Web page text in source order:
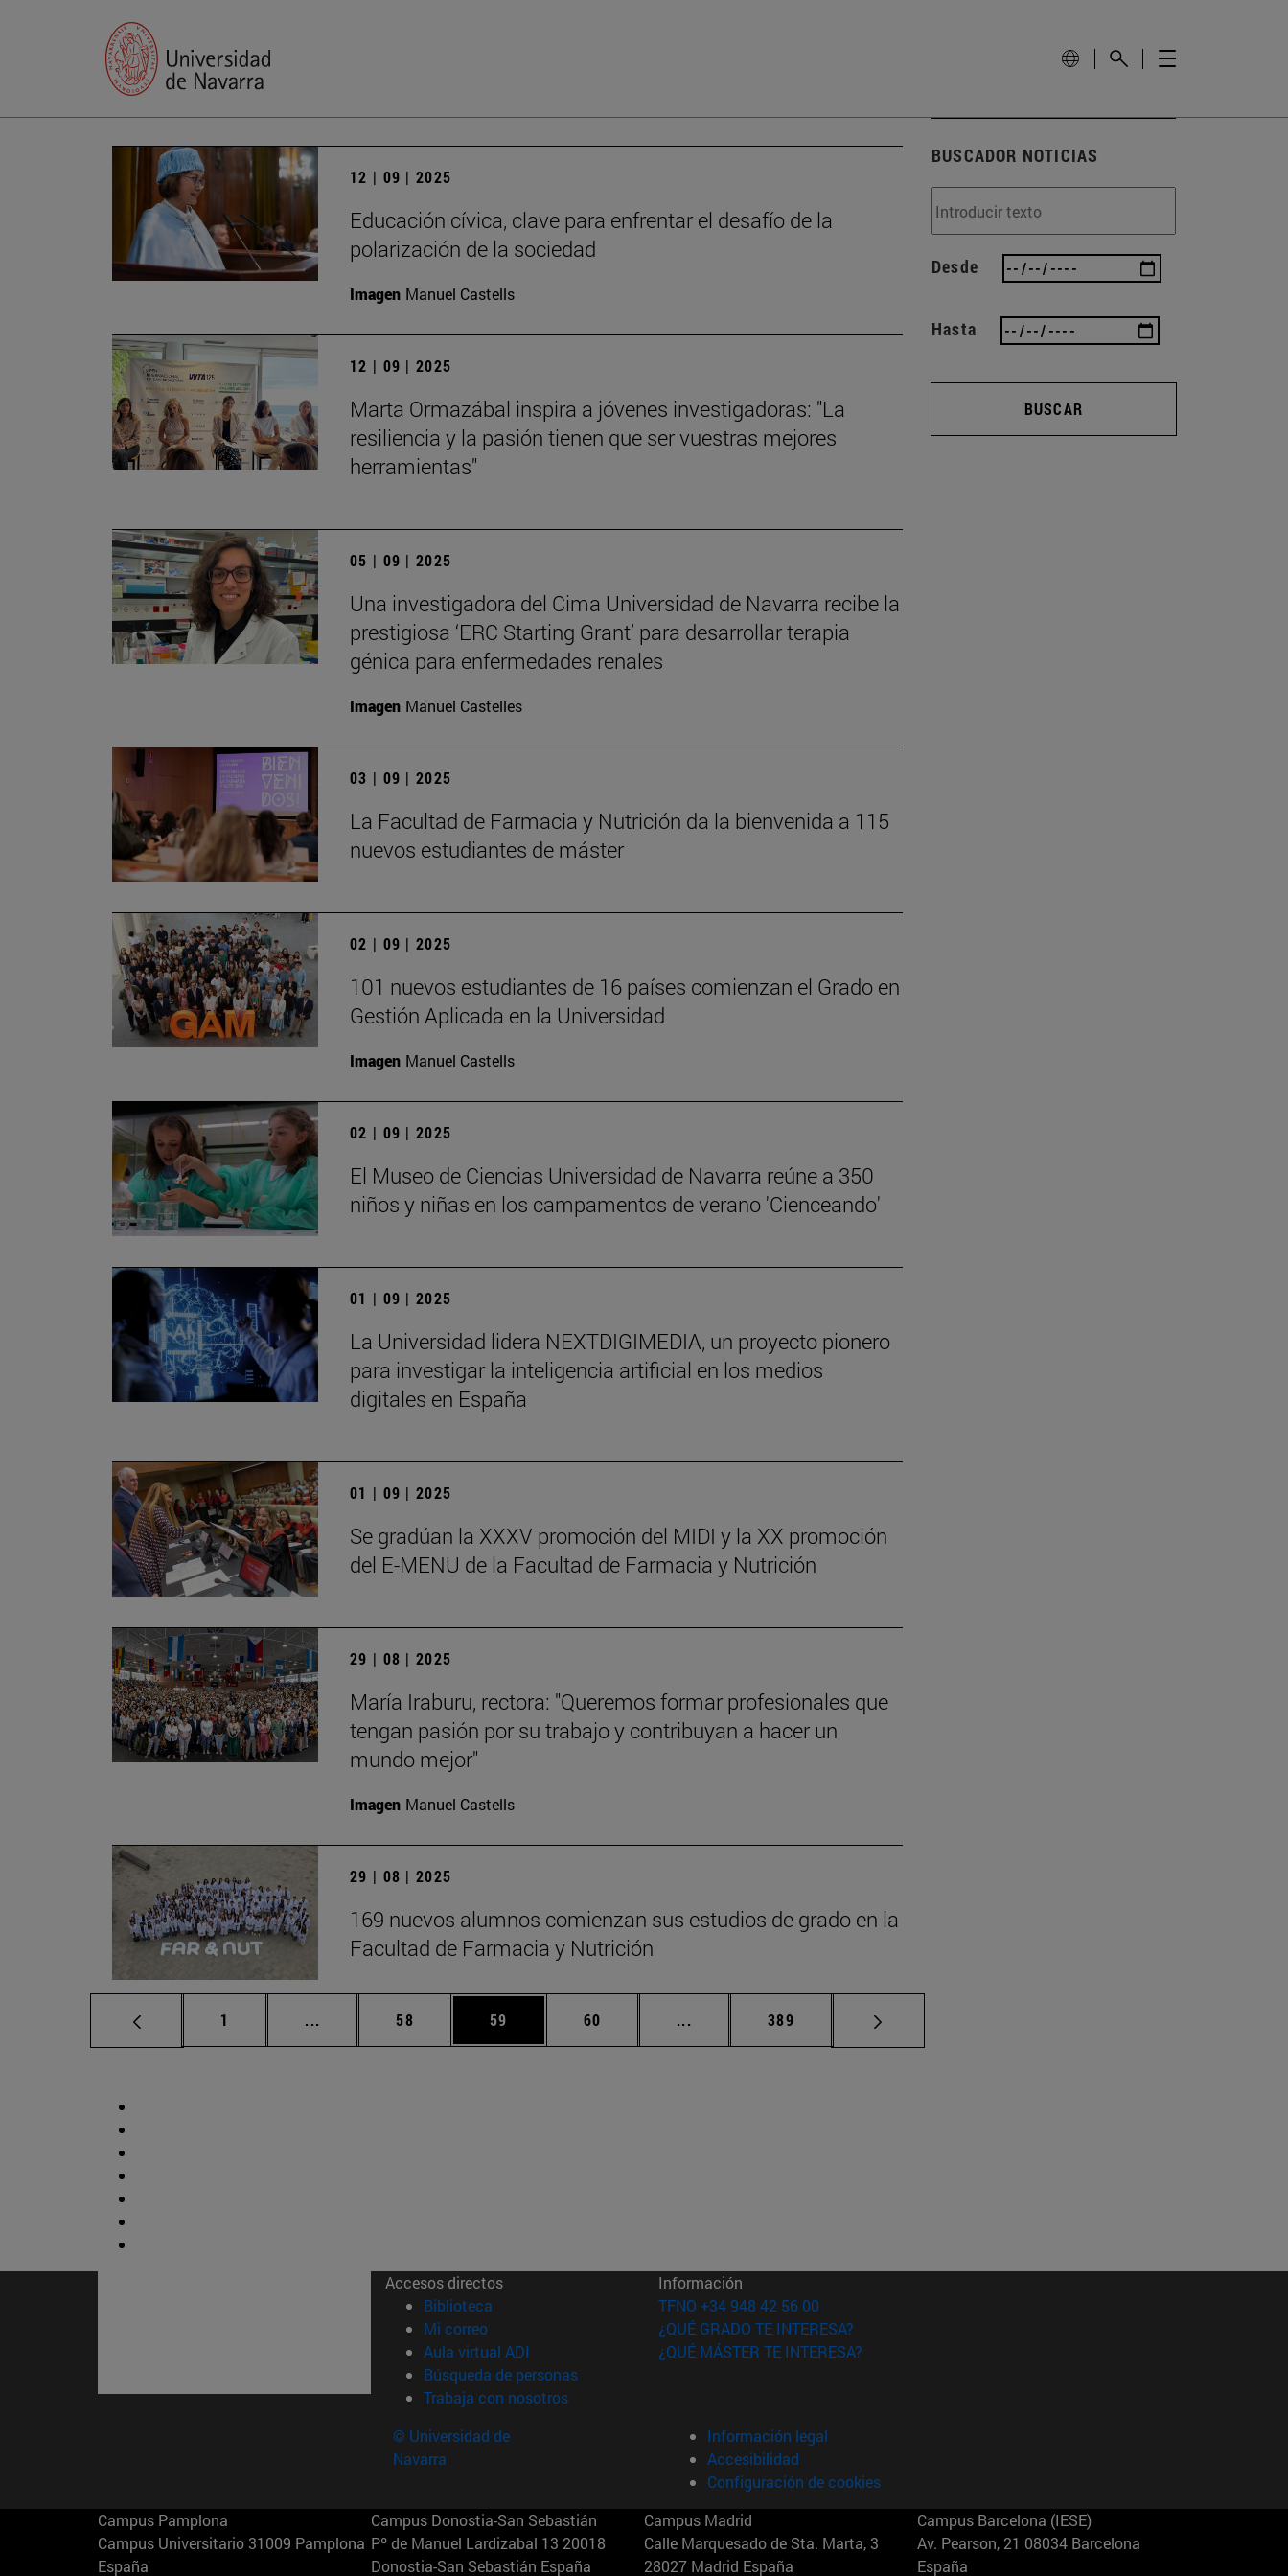
12 | 09 | 2025
Educación cívica, clave para enfrentar el desafío de la
polarización de la sociedad
Imagen Manuel Castells
12 | 09 | 2025
Marta Ormazábal inspira a jóvenes investigadoras: "La
resiliencia y la pasión tienen que ser vuestras mejores
herramientas"
05 | 09 | 2025
Una investigadora del Cima Universidad de Navarra recibe la
prestigiosa ‘ERC Starting Grant’ para desarrollar terapia
génica para enfermedades renales
Imagen Manuel Castelles
03 | 09 | 2025
La Facultad de Farmacia y Nutrición da la bienvenida a 115
nuevos estudiantes de máster
02 | 09 | 2025
101 nuevos estudiantes de 16 países comienzan el Grado en
Gestión Aplicada en la Universidad
Imagen Manuel Castells
02 | 09 | 2025
El Museo de Ciencias Universidad de Navarra reúne a 350
niños y niñas en los campamentos de verano 'Cienceando'
01 | 09 | 2025
La Universidad lidera NEXTDIGIMEDIA, un proyecto pionero
para investigar la inteligencia artificial en los medios
digitales en España
01 | 09 | 2025
Se gradúan la XXXV promoción del MIDI y la XX promoción
del E-MENU de la Facultad de Farmacia y Nutrición
29 | 08 | 2025
María Iraburu, rectora: "Queremos formar profesionales que
tengan pasión por su trabajo y contribuyan a hacer un
mundo mejor"
Imagen Manuel Castells
29 | 08 | 2025
169 nuevos alumnos comienzan sus estudios de grado en la
Facultad de Farmacia y Nutrición
Página
1 ... Páginas intermedias Use TAB para desplazarse.
Página
58 Página
59 Página
60 ... Páginas intermedias Use TAB para desplazarse.
Página
389
BUSCADOR NOTICIAS
Desde
Hasta
BUSCAR
Accesos directos
Biblioteca (abre en nueva ventana)
Mi correo(abre en nueva ventana)
Aula virtual ADI (abre en nueva ventana)
Búsqueda de personas(abre en nueva ventana)
Trabaja con nosotros(abre en nueva ventana)
Información
TFNO +34 948 42 56 00
¿QUÉ GRADO TE INTERESA?
¿QUÉ MÁSTER TE INTERESA?
© Universidad de
Navarra
Información legal
Accesibilidad
Configuración de cookies
Campus Pamplona
Campus Universitario 31009 Pamplona
España
Campus Donostia-San Sebastián
Pº de Manuel Lardizabal 13 20018
Donostia-San Sebastián España
Campus Madrid
Calle Marquesado de Sta. Marta, 3
28027 Madrid España
Campus Barcelona (IESE)
Av. Pearson, 21 08034 Barcelona
España